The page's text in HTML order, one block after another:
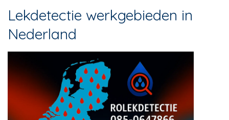
Lekdetectie werkgebieden in
Nederland